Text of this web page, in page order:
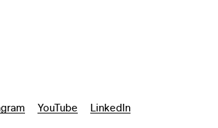
YouTube LinkedIn